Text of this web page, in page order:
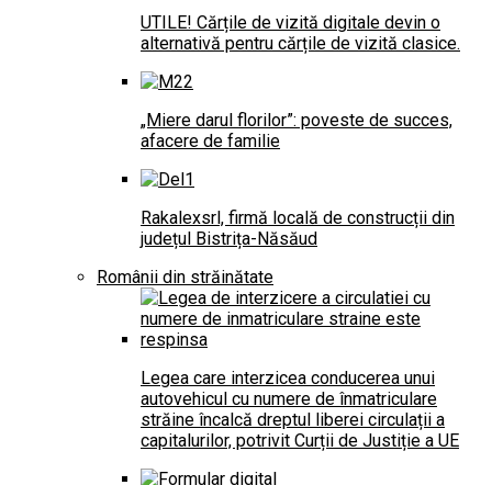
UTILE! Cărțile de vizită digitale devin o
alternativă pentru cărțile de vizită clasice.
„Miere darul florilor”: poveste de succes,
afacere de familie
Rakalexsrl, firmă locală de construcții din
județul Bistrița-Năsăud
Românii din străinătate
Legea care interzicea conducerea unui
autovehicul cu numere de înmatriculare
străine încalcă dreptul liberei circulații a
capitalurilor, potrivit Curții de Justiție a UE